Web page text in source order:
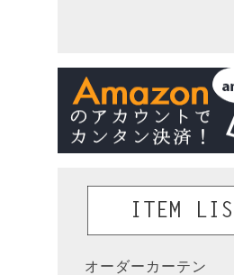
オーダーカーテン